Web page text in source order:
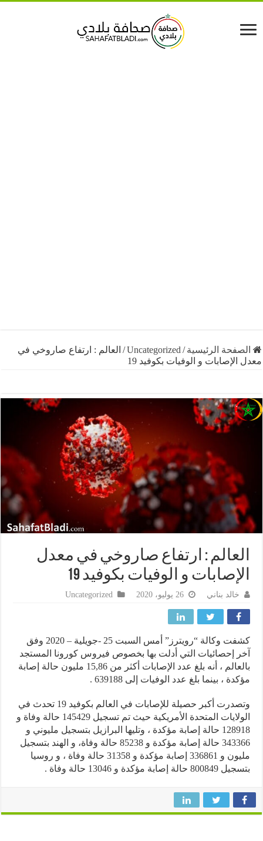
الرئيسية /
Uncategorized
/العالم : ارتفاع صاروخي في
و الوفيات بكوفيد 19
: ارتفاع صاروخي في معدل
و الوفيات بكوفيد 19
خالد بناني Uncategorized
كشفت وكالة “رويترز” أمس السبت 25 -جويلية – 2020 وفق
إحصائيات التي أدلت بها بخصوص فيروس كورونا المستجد
بالعالم ، أنه بلغ عدد الإصابات أكثر من 15,86 مليون حالة إصابة
، بينما بلغ عدد الوفيات إلى 639188 .
وتصدرت أكبر حصيلة للإصابات في العالم بكوفيد 19 تحدث في
الولايات المتحدة الأمريكية حيث تم تسجيل 145429 حالة وفاة و
128918 حالة إصابة مؤكدة ، وتليها البرازيل بتسجيل مليوني و
343366 حالة إصابة مؤكدة و 85238 حالة وفاة، و الهند بتسجيل
مليون و 336861 إصابة مؤكدة و 31358 حالة وفاة ، و روسيا
إصابة مؤكدة و 13046 حالة وفاة .